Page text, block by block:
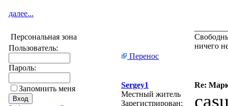
далее...
Персональная зона
Пользователь:
Пароль:
Запомнить меня
ничего
Перенос
Sergey1
Re:
Местный житель
Зарегистрирован: